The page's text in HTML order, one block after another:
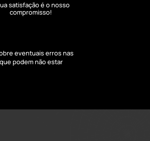
satisfação é o nosso
compromisso!
eventuais erros nas
podem não estar